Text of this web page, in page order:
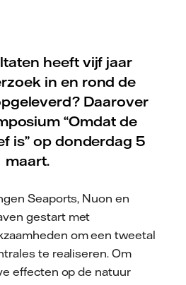
heeft vijf jaar
in en rond de
Daarover
“Omdat de
is” op donderdag 5
maart.
Seaports, Nuon en
gestart met
om een tweetal
te realiseren. Om
effecten op de natuur